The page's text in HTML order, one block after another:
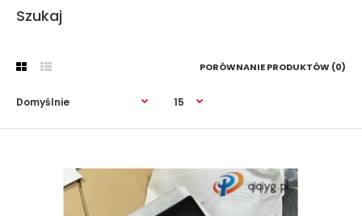
Szukaj
PORÓWNANIE PRODUKTÓW (0)